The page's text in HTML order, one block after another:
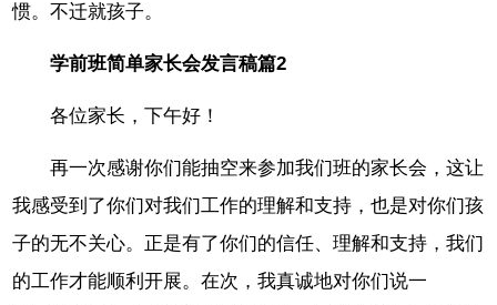
惯。不迁就孩子。
学前班简单家长会发言稿篇2
各位家长，下午好！
再一次感谢你们能抽空来参加我们班的家长会，这让
我感受到了你们对我们工作的理解和支持，也是对你们孩
子的无不关心。正是有了你们的信任、理解和支持，我们
的工作才能顺利开展。在次，我真诚地对你们说一